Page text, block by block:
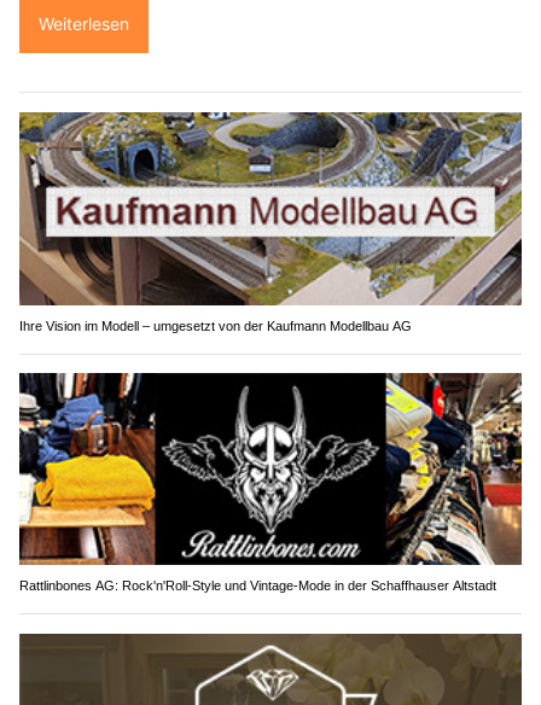
Weiterlesen
Ihre Vision im Modell – umgesetzt von der Kaufmann Modellbau AG
Rattlinbones AG: Rock'n'Roll-Style und Vintage-Mode in der Schaffhauser Altstadt